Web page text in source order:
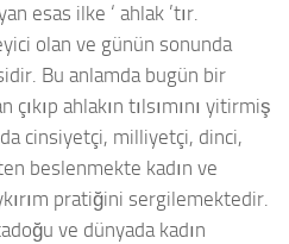
esas ilke ‘ ahlak ’tır.
olan ve günün sonunda
Bu anlamda bugün bir
çıkıp ahlakın tılsımını yitirmiş
cinsiyetçi, milliyetçi, dinci,
beslenmekte kadın ve
pratiğini sergilemektedir.
ve dünyada kadın